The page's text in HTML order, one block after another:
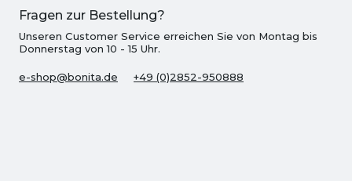
Fragen zur Bestellung?
Unseren Customer Service erreichen Sie von Montag bis
Donnerstag von 10 - 15 Uhr.
e-shop@bonita.de +49 (0)2852-950888